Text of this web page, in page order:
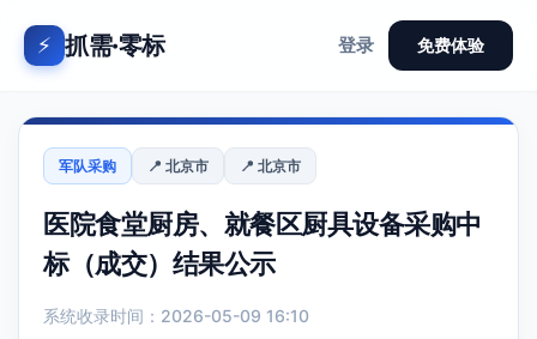
⚡ 抓需·零标 登录 免费体验
军队采购 📍 北京市 📍 北京市
医院食堂厨房、就餐区厨具设备采购中
标（成交）结果公示
系统收录时间：2026-05-09 16:10